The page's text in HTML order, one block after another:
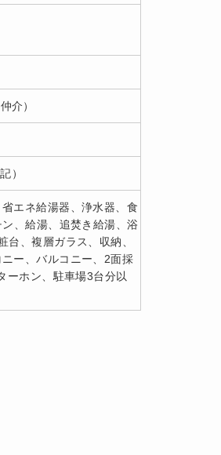
介）
）
エネ給湯器、浄水器、食
、給湯、追焚き給湯、浴
、複層ガラス、収納、
ー、バルコニー、2面採
ーホン、駐車場3台分以